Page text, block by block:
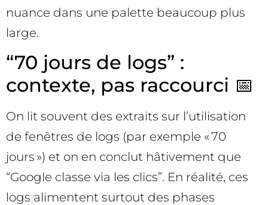
nuance dans une palette beaucoup plus
large.
“70 jours de logs” :
contexte, pas raccourci 📅
On lit souvent des extraits sur l’utilisation
de fenêtres de logs (par exemple « 70
jours ») et on en conclut hâtivement que
“Google classe via les clics”. En réalité, ces
logs alimentent surtout des phases